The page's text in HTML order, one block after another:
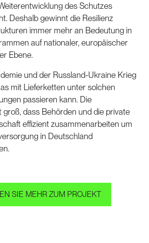
des Schutzes
Deshalb gewinnt die Resilienz
immer mehr an Bedeutung in
auf nationaler, europäischer
Ebene.
und der Russland-Ukraine Krieg
mit Lieferketten unter solchen
passieren kann. Die
groß, dass Behörden und die private
effizient zusammenarbeiten um
in Deutschland
SIE MEHR ZUM PROJEKT